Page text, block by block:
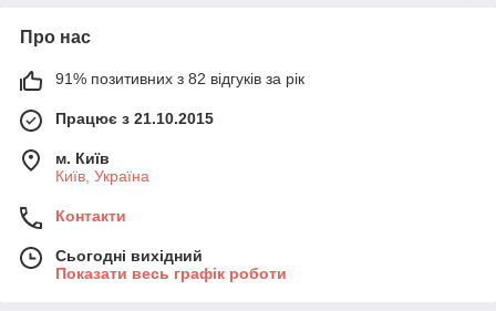
Про нас
91% позитивних з 82 відгуків за рік
Працює з 21.10.2015
м. Київ
Київ, Україна
Контакти
Сьогодні вихідний
Показати весь графік роботи